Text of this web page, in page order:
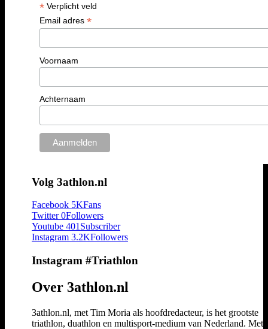
*Verplicht veld
Email adres *
Voornaam
Achternaam
Volg 3athlon.nl
Facebook 5KFans
Twitter 0Followers
Youtube 401 Subscriber
Instagram 3.2KFollowers
Instagram #Triathlon
Over 3athlon.nl
3athlon.nl, met Tim Moria als hoofdredacteur, is het grootste
triathlon, duathlon en multisport-medium van Nederland. Met